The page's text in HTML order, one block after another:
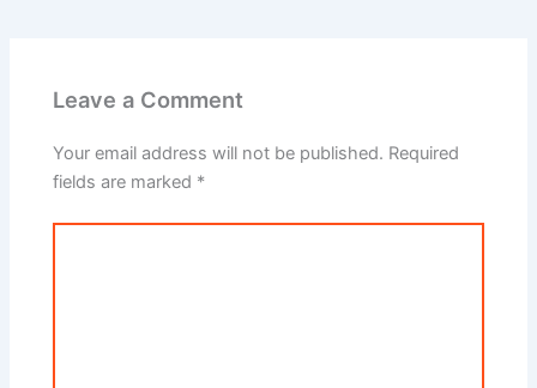
Leave a Comment
Your email address will not be published. Required
fields are marked *